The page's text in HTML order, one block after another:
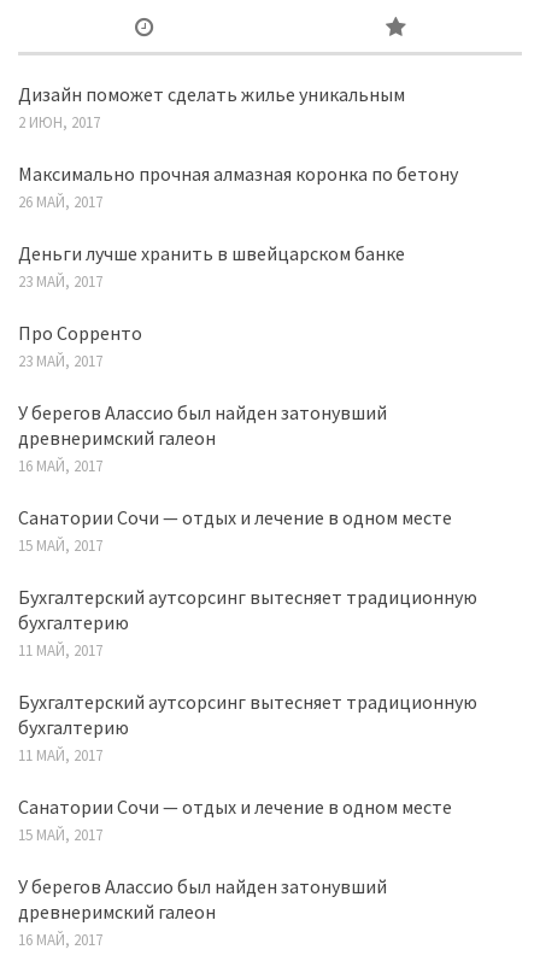
Дизайн поможет сделать жилье уникальным
2 ИЮН, 2017
Максимально прочная алмазная коронка по бетону
26 МАЙ, 2017
Деньги лучше хранить в швейцарском банке
23 МАЙ, 2017
Про Сорренто
23 МАЙ, 2017
У берегов Алассио был найден затонувший
древнеримский галеон
16 МАЙ, 2017
Санатории Сочи — отдых и лечение в одном месте
15 МАЙ, 2017
Бухгалтерский аутсорсинг вытесняет традиционную
бухгалтерию
11 МАЙ, 2017
Бухгалтерский аутсорсинг вытесняет традиционную
бухгалтерию
11 МАЙ, 2017
Санатории Сочи — отдых и лечение в одном месте
15 МАЙ, 2017
У берегов Алассио был найден затонувший
древнеримский галеон
16 МАЙ, 2017